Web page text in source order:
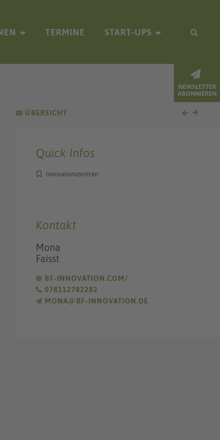
TERMINE START-UPS
NEWSLETTER
ABONNIEREN
ÜBERSICHT
Quick Infos
Innovationszentren
Kontakt
Mona
Faisst
BF-INNOVATION.COM/
078112782282
MONA@BF-INNOVATION.DE